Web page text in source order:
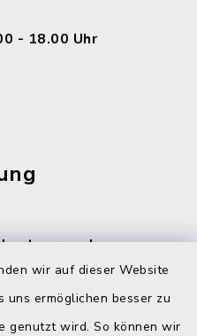
wir auf dieser Website
uns ermöglichen besser zu
genutzt wird. So können wir
- 18.00 Uhr
nur nach
unter 04384 5979-